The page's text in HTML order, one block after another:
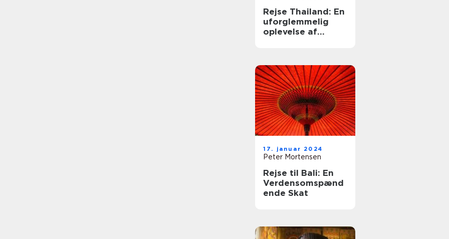
Rejse Thailand: En
uforglemmelig
oplevelse af
eventyr
17. januar 2024
Peter Mortensen
Rejse til Bali: En
Verdensomspænd
ende Skat